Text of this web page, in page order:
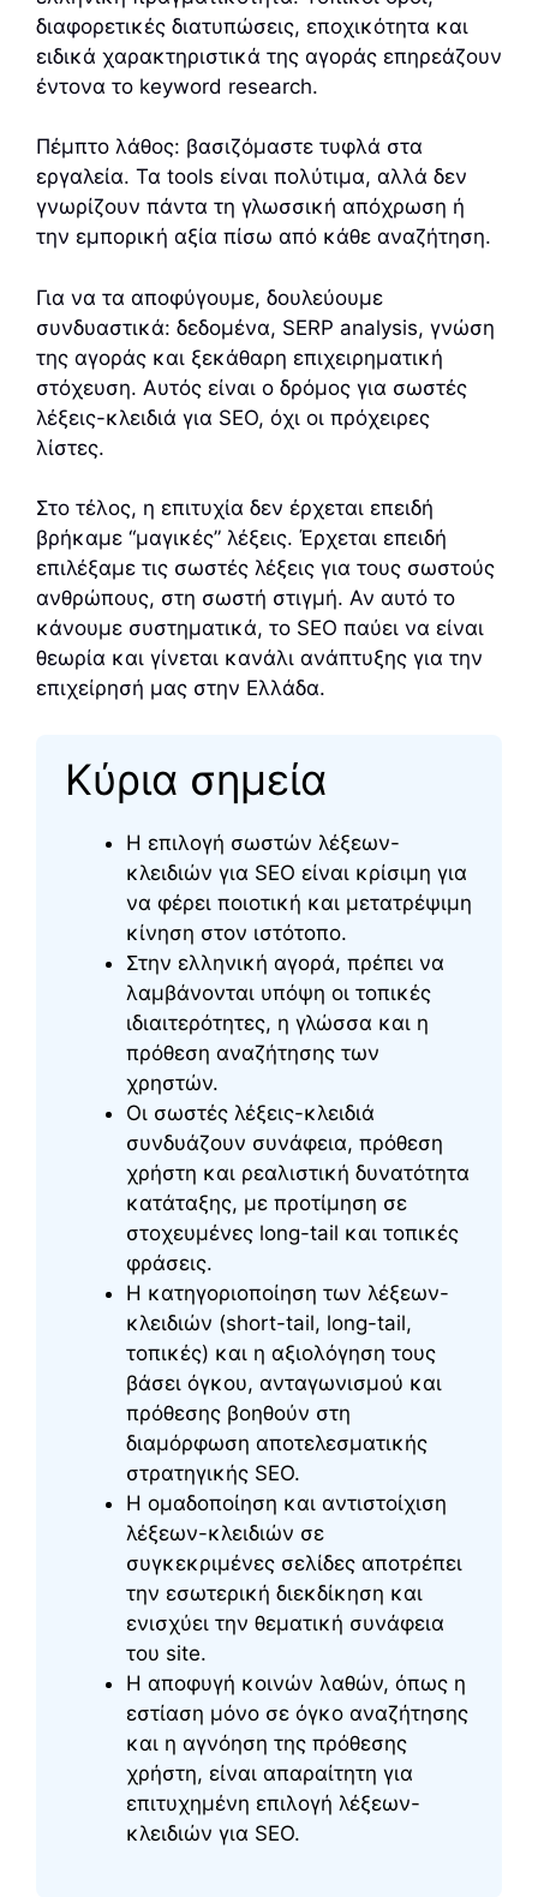
διαφορετικές διατυπώσεις, εποχικότητα και
ειδικά χαρακτηριστικά της αγοράς επηρεάζουν
έντονα το keyword research.
Πέμπτο λάθος: βασιζόμαστε τυφλά στα
εργαλεία. Τα tools είναι πολύτιμα, αλλά δεν
γνωρίζουν πάντα τη γλωσσική απόχρωση ή
την εμπορική αξία πίσω από κάθε αναζήτηση.
Για να τα αποφύγουμε, δουλεύουμε
συνδυαστικά: δεδομένα, SERP analysis, γνώση
της αγοράς και ξεκάθαρη επιχειρηματική
στόχευση. Αυτός είναι ο δρόμος για σωστές
λέξεις-κλειδιά για SEO, όχι οι πρόχειρες
λίστες.
Στο τέλος, η επιτυχία δεν έρχεται επειδή
βρήκαμε “μαγικές” λέξεις. Έρχεται επειδή
επιλέξαμε τις σωστές λέξεις για τους σωστούς
ανθρώπους, στη σωστή στιγμή. Αν αυτό το
κάνουμε συστηματικά, το SEO παύει να είναι
θεωρία και γίνεται κανάλι ανάπτυξης για την
επιχείρησή μας στην Ελλάδα.
Κύρια σημεία
Η επιλογή σωστών λέξεων-
κλειδιών για SEO είναι κρίσιμη για
να φέρει ποιοτική και μετατρέψιμη
κίνηση στον ιστότοπο.
Στην ελληνική αγορά, πρέπει να
λαμβάνονται υπόψη οι τοπικές
ιδιαιτερότητες, η γλώσσα και η
πρόθεση αναζήτησης των
χρηστών.
Οι σωστές λέξεις-κλειδιά
συνδυάζουν συνάφεια, πρόθεση
χρήστη και ρεαλιστική δυνατότητα
κατάταξης, με προτίμηση σε
στοχευμένες long-tail και τοπικές
φράσεις.
Η κατηγοριοποίηση των λέξεων-
κλειδιών (short-tail, long-tail,
τοπικές) και η αξιολόγηση τους
βάσει όγκου, ανταγωνισμού και
πρόθεσης βοηθούν στη
διαμόρφωση αποτελεσματικής
στρατηγικής SEO.
Η ομαδοποίηση και αντιστοίχιση
λέξεων-κλειδιών σε
συγκεκριμένες σελίδες αποτρέπει
την εσωτερική διεκδίκηση και
ενισχύει την θεματική συνάφεια
του site.
Η αποφυγή κοινών λαθών, όπως η
εστίαση μόνο σε όγκο αναζήτησης
και η αγνόηση της πρόθεσης
χρήστη, είναι απαραίτητη για
επιτυχημένη επιλογή λέξεων-
κλειδιών για SEO.